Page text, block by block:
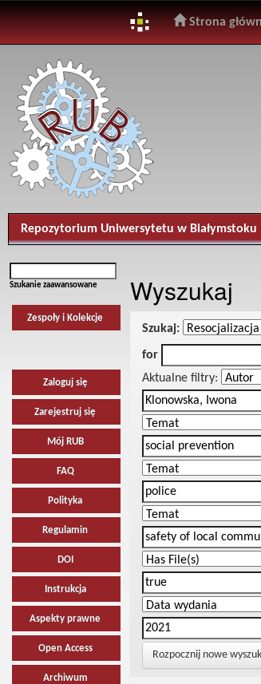
navigation
Strona
Repozytorium Uniwersytetu w Białymstoku
Szukanie zaawansowane
Zespoły i Kolekcje
Zaloguj się
Zarejestruj się
Mój RUB
FAQ
Polityka
Regulamin
DOI
Instrukcja
Aspekty prawne
Open Access
Archiwum
Wyszukaj
Szukaj:
for
Aktualne filtry:
Rozpocznij nowe